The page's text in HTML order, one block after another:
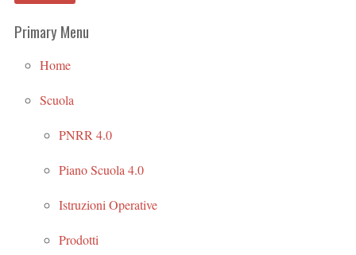
Primary Menu
Home
Scuola
PNRR 4.0
Piano Scuola 4.0
Istruzioni Operative
Prodotti